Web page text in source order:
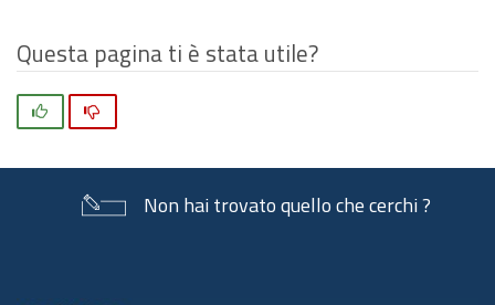
Questa pagina ti è stata utile?
Non hai trovato quello che cerchi ?